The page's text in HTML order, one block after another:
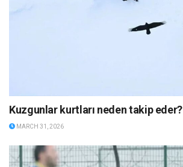
Kuzgunlar kurtları neden takip eder?
MARCH 31, 2026